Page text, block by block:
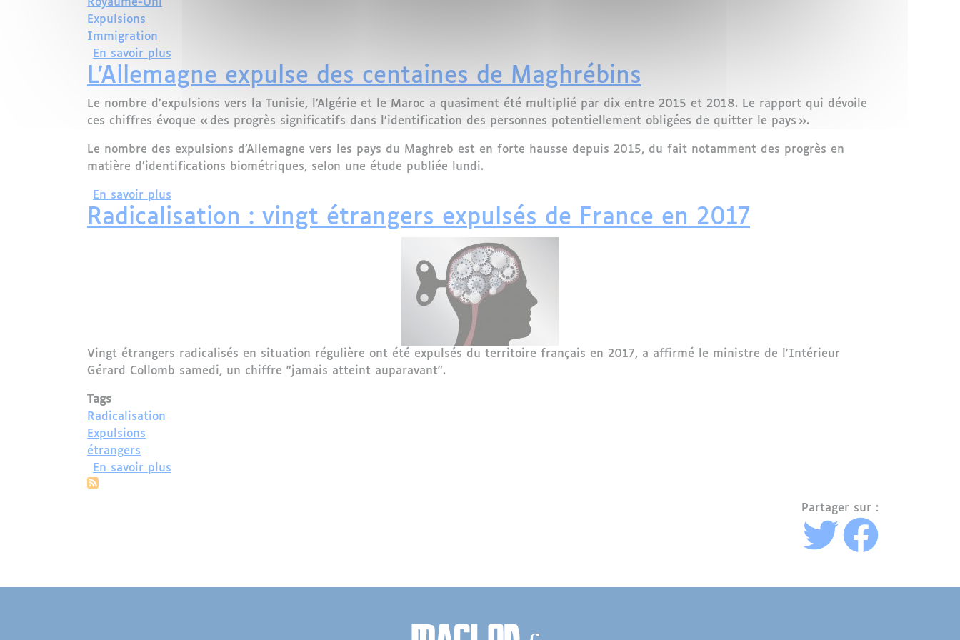
Royaume-Uni
Expulsions
Immigration
En savoir plus
L'Allemagne expulse des centaines de Maghrébins
Le nombre d’expulsions vers la Tunisie, l’Algérie et le Maroc a quasiment été multiplié par dix entre 2015 et 2018. Le rapport qui dévoile
ces chiffres évoque « des progrès significatifs dans l’identification des personnes potentiellement obligées de quitter le pays ».
Le nombre des expulsions d’Allemagne vers les pays du Maghreb est en forte hausse depuis 2015, du fait notamment des progrès en
matière d’identifications biométriques, selon une étude publiée lundi.
En savoir plus
Radicalisation : vingt étrangers expulsés de France en 2017
Vingt étrangers radicalisés en situation régulière ont été expulsés du territoire français en 2017, a affirmé le ministre de l'Intérieur
Gérard Collomb samedi, un chiffre "jamais atteint auparavant".
Tags
Radicalisation
Expulsions
étrangers
En savoir plus
Partager sur :